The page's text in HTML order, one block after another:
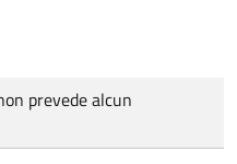
prevede alcun